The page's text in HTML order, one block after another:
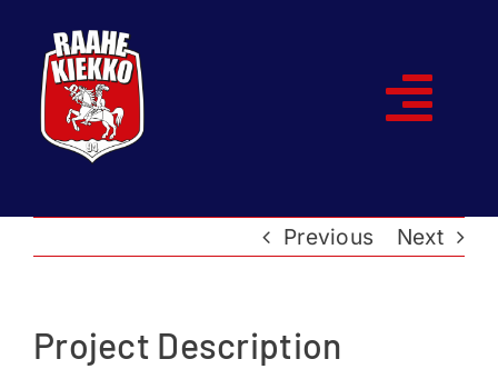
content
Joukkueet
Ottelut
Previous Next
Project Description